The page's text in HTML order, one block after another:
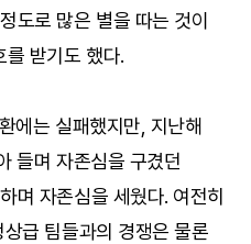
도로 많은 별을 따는 것이
받기도 했다.
에는 실패했지만, 지난해
들며 자존심을 구겼던
며 자존심을 세웠다. 여전히
급 팀들과의 경쟁은 물론